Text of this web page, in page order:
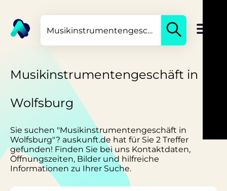
Musikinstrumentengeschäft in
Wolfsburg
Sie suchen "Musikinstrumentengeschäft in
Wolfsburg"? auskunft.de hat für Sie 2 Treffer
gefunden! Finden Sie bei uns Kontaktdaten,
Öffnungszeiten, Bilder und hilfreiche
Informationen zu Ihrer Suche.